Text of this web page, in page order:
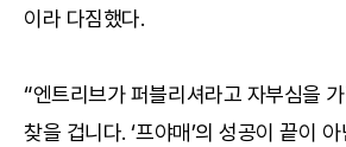
이라 다짐했다.
“엔트리브가 퍼블리셔라고 자부심을
찾을 겁니다. ‘프야매’의 성공이 끝이